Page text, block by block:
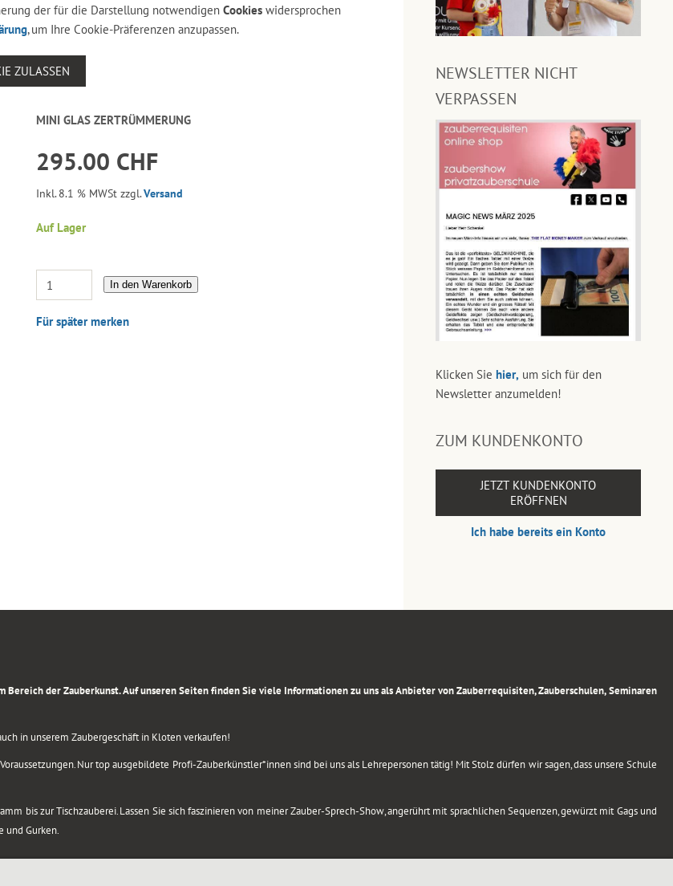
der für die Darstellung notwendigen Cookieswidersprochen
, um Ihre Cookie-Präferenzen anzupassen.
ZULASSEN
MINI GLAS ZERTRÜMMERUNG
295.00 CHF
Inkl. 8.1 % MWSt zzgl.Versand
Auf Lager
In den Warenkorb
Für später merken
NEWSLETTER NICHT
VERPASSEN
Klicken Sie hier, um sich für den
Newsletter anzumelden!
ZUM KUNDENKONTO
JETZT KUNDENKONTO
ERÖFFNEN
Ich habe bereits ein Konto
der Zauberkunst. Auf unseren Seiten finden Sie viele Informationen zu uns als Anbieter von Zauberrequisiten, Zauberschulen, Seminaren
in unserem Zaubergeschäft in Kloten verkaufen!
Nur top ausgebildete Profi-Zauberkünstler*innen sind bei uns als Lehrepersonen tätig! Mit Stolz dürfen wir sagen, dass unsere Schule
bis zur Tischzauberei. Lassen Sie sich faszinieren von meiner Zauber-Sprech-Show, angerührt mit sprachlichen Sequenzen, gewürzt mit Gags und
und Gurken.